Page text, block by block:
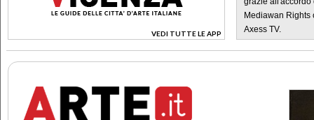
VEDI TUTTE LE APP
>
Mediawan
Axess TV.